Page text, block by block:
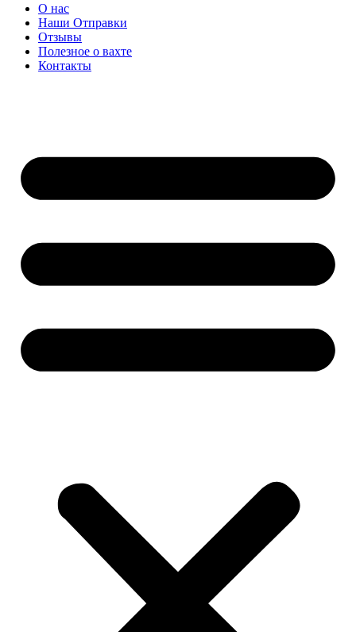
О нас
Наши Отправки
Отзывы
Полезное о вахте
Контакты